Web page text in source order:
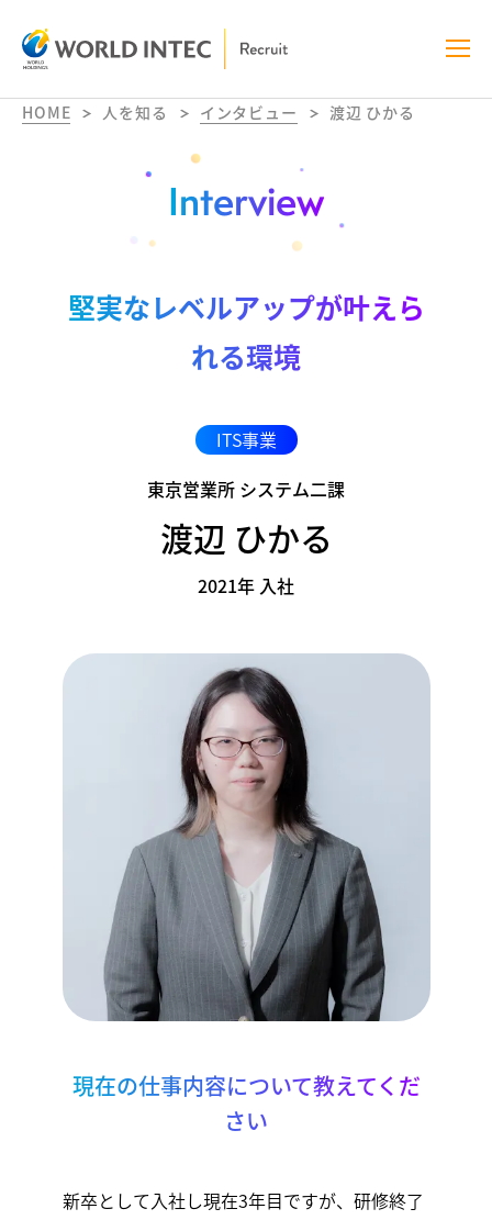
HOME 人を知る インタビュー 渡辺 ひかる
Interview
堅実なレベルアップが叶えら
れる環境
ITS事業
東京営業所 システム二課
渡辺 ひかる
2021年 入社
現在の仕事内容について教えてくだ
さい
新卒として入社し現在3年目ですが、研修終了